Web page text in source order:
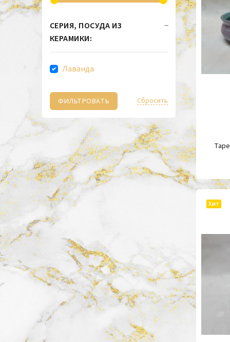
СЕРИЯ, ПОСУДА ИЗ
КЕРАМИКИ:
Лаванда
Cбросить
Хит